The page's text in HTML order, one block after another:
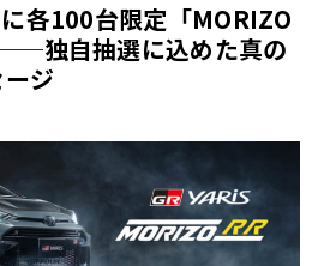
各100台限定「MORIZO
独自抽選に込めた真の
ジ